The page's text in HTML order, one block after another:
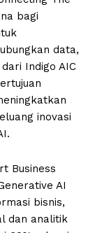
bagi
data,
Indigo AIC
inovasi
Business
AI
bisnis,
dan analitik